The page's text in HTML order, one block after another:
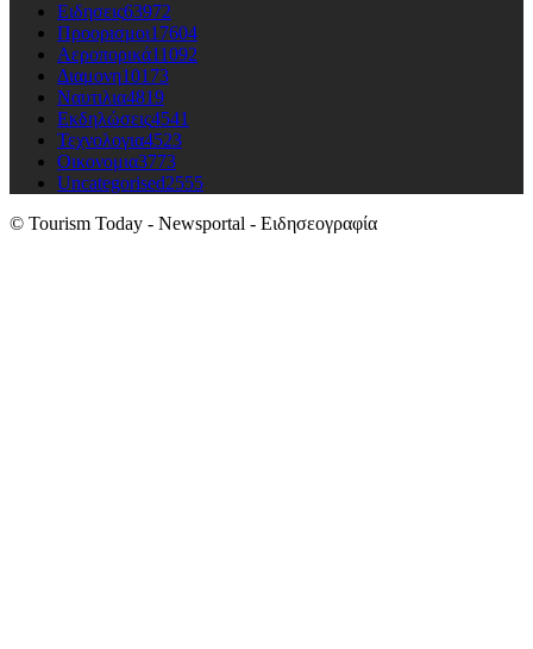
Ειδησεις63972
Προορισμοι17604
Αεροπορικά11092
Διαμονη10173
Ναυτιλια4819
Εκδηλώσεις4541
Τεχνολογια4523
Οικονομια3773
Uncategorised2555
© Tourism Today - Newsportal - Ειδησεογραφία